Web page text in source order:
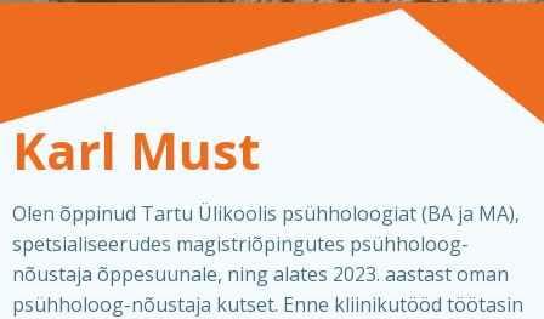
Karl Must
Olen õppinud Tartu Ülikoolis psühholoogiat (BA ja MA),
spetsialiseerudes magistriõpingutes psühholoog-
nõustaja õppesuunale, ning alates 2023. aastast oman
psühholoog-nõustaja kutset. Enne kliinikutööd töötasin